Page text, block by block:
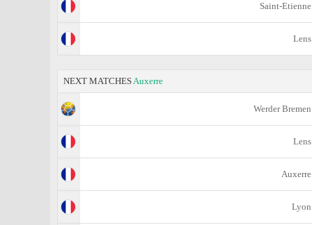
Saint-Etienne
Lens
NEXT MATCHESAuxerre
Werder Bremen
Lens
Auxerre
Lyon